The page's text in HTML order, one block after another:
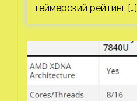
геймерский рейтинг […]